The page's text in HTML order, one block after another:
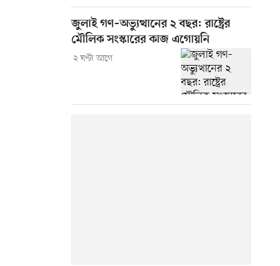
জুলাই গণ–অভ্যুত্থানের ২ বছর: রাষ্ট্রের
মৌলিক সংস্কারের কাজ এগোয়নি
২ ঘণ্টা আগে